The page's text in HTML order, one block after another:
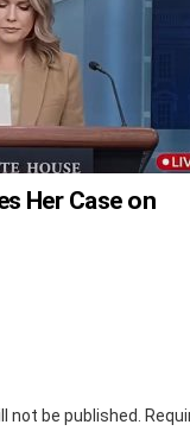
Her Case on
not be published.